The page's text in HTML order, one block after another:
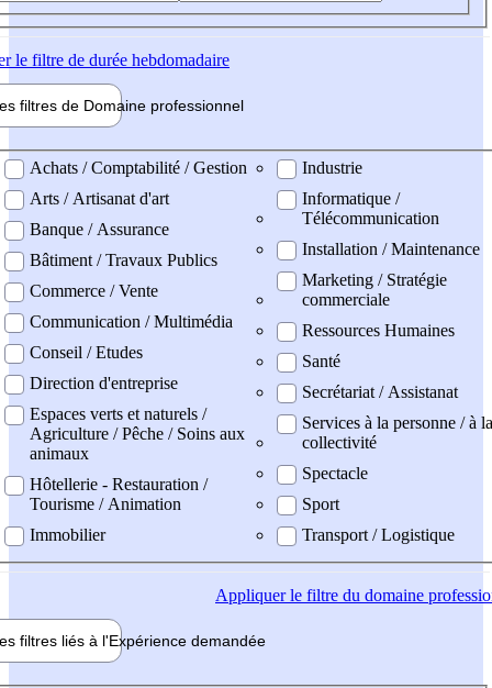
le filtre de durée hebdomadaire
filtres de Domaine professionnel
professionel
Achats / Comptabilité / Gestion
Arts / Artisanat d'art
Banque / Assurance
Bâtiment / Travaux Publics
Commerce / Vente
Communication / Multimédia
Conseil / Etudes
Direction d'entreprise
Espaces verts et naturels /
Agriculture / Pêche / Soins aux
animaux
Hôtellerie - Restauration /
Tourisme / Animation
Immobilier
Industrie
Informatique /
Télécommunication
Installation / Maintenance
Marketing / Stratégie
commerciale
Ressources Humaines
Santé
Secrétariat / Assistanat
Services à la personne / à la
collectivité
Spectacle
Sport
Transport / Logistique
Appliquerle filtre du domaine
filtres liés à l'Expérience demandée